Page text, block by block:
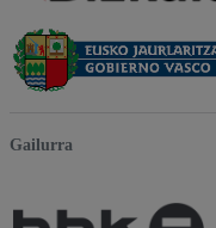
Gailurra